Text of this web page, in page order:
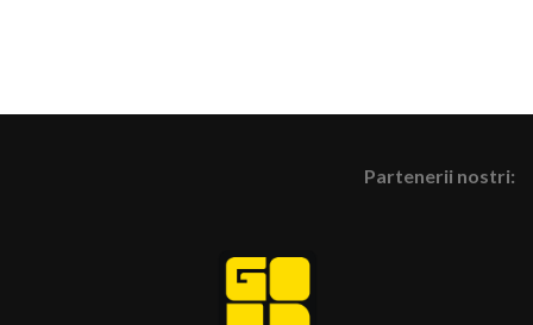
Partenerii nostri: